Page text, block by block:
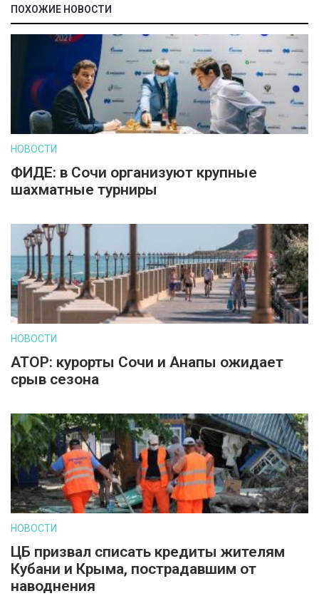
ПОХОЖИЕ НОВОСТИ
НОВОСТИ
ФИДЕ: в Сочи организуют крупные
шахматные турниры
НОВОСТИ
АТОР: курорты Сочи и Анапы ожидает
срыв сезона
НОВОСТИ
ЦБ призвал списать кредиты жителям
Кубани и Крыма, пострадавшим от
наводнения